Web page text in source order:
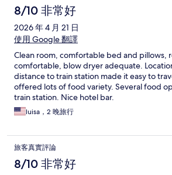
8/10 非常好
2026 年 4 月 21 日
使用 Google 翻譯
Clean room, comfortable bed and pillows,
comfortable, blow dryer adequate.
distance to train station made it easy to
offered lots of food variety. Several food
train station. Nice hotel bar.
luisa，2 晚旅行
旅客真實評論
8/10 非常好